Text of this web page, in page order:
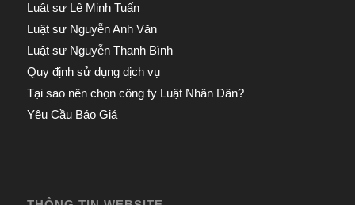
Luật sư Lê Minh Tuấn
Luật sư Nguyễn Anh Văn
Luật sư Nguyễn Thanh Bình
Quy định sử dụng dịch vụ
Tại sao nên chọn công ty Luật Nhân Dân?
Yêu Cầu Báo Giá